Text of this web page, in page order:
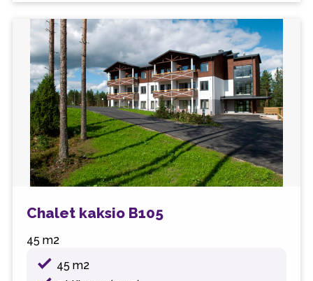
Chalet kaksio B105
45 m2
45 m2